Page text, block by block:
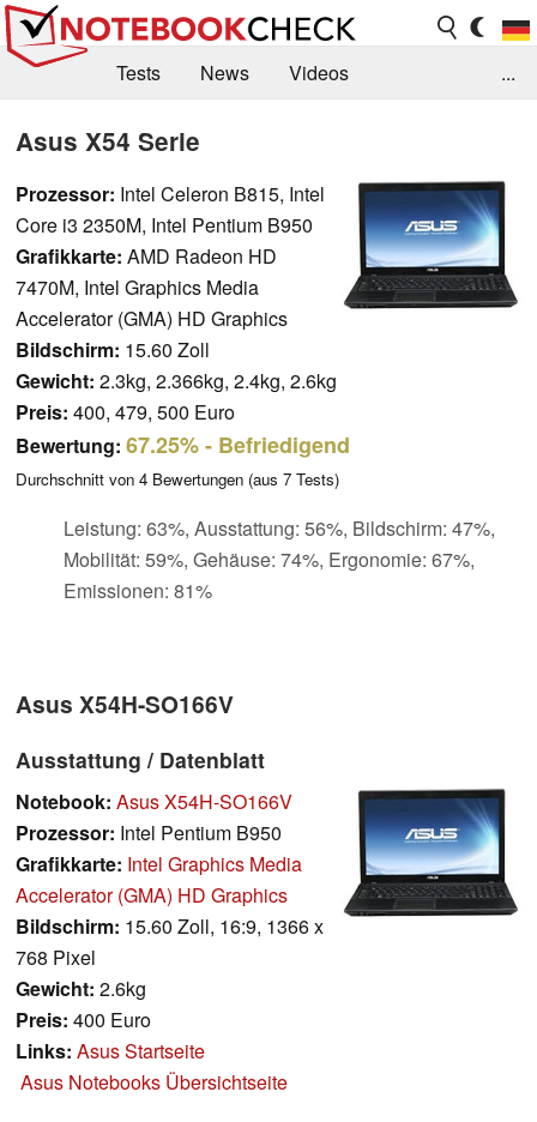
Tests News
Videos
Jobs
Forum
...
Asus X54 Serie
Prozessor: Intel Celeron B815, Intel
Core i3 2350M, Intel Pentium B950
Grafikkarte: AMD Radeon HD
7470M, Intel Graphics Media
Accelerator (GMA) HD Graphics
Bildschirm: 15.60 Zoll
Gewicht: 2.3kg, 2.366kg, 2.4kg, 2.6kg
Preis: 400, 479, 500 Euro
Bewertung: 67.25%- Befriedigend
Durchschnitt von 4 Bewertungen (aus 7 Tests)
Leistung: 63%, Ausstattung: 56%, Bildschirm: 47%,
Mobilität: 59%, Gehäuse: 74%, Ergonomie: 67%,
Emissionen: 81%
Asus X54H-SO166V
Ausstattung / Datenblatt
Notebook: Asus X54H-SO166V
Prozessor: Intel Pentium B950
Grafikkarte: Intel Graphics Media
Accelerator (GMA) HD Graphics
Bildschirm: 15.60 Zoll, 16:9, 1366 x
768 Pixel
Gewicht: 2.6kg
Preis: 400 Euro
Links: Asus Startseite
Asus Notebooks Übersichtseite